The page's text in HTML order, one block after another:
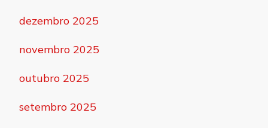
dezembro 2025
novembro 2025
outubro 2025
setembro 2025